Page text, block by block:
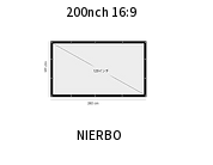
200nch 16:9
NIERBO